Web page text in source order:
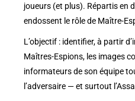
joueurs (et plus). Répartis en
endossent le rôle de Maître-
L’objectif : identifier, à partir
Maîtres-Espions, les images
informateurs de son équipe
l’adversaire — et surtout